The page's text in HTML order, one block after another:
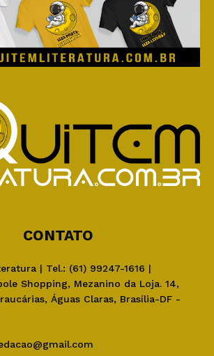
CONTATO
| Tel.: (61) 99247-1616 |
Shopping, Mezanino da Loja. 14,
Águas Claras, Brasília-DF -